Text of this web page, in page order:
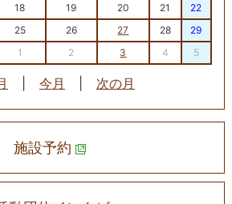
18 19 20 21
22
25 26 27 28
29
1 2 3 4 5
今月 次の月
施設予約